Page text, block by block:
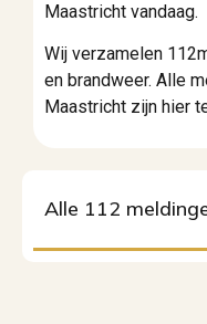
Maastricht vandaag.
Wij verzamelen
en brandweer. Alle
Maastricht zijn hier
Alle 112